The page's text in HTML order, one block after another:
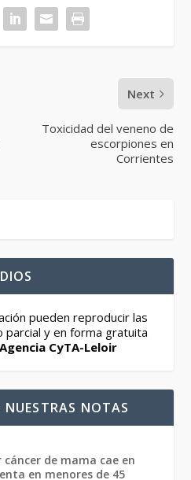
Next
Toxicidad del veneno de
escorpiones en
Corrientes
pueden reproducir las
y en forma gratuita
Agencia CyTA-Leloir
NUESTRAS NOTAS
de mama cae en
en menores de 45